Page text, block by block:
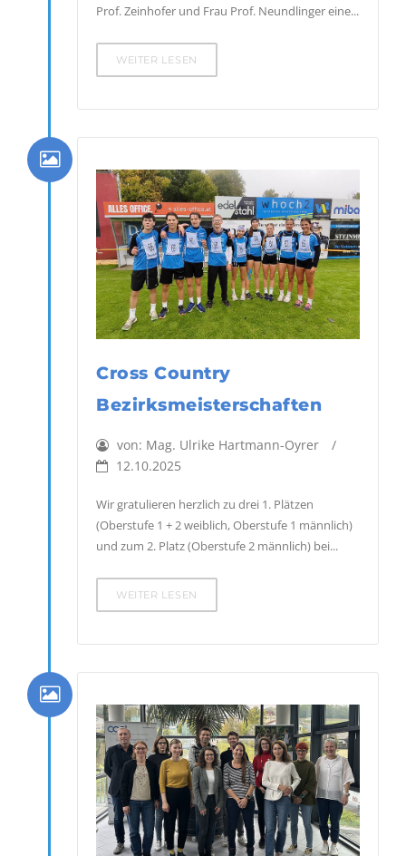
Prof. Zeinhofer und Frau Prof. Neundlinger eine...
WEITER LESEN
Cross Country
Bezirksmeisterschaften
von: Mag. Ulrike Hartmann-Oyrer
12.10.2025
Wir gratulieren herzlich zu drei 1. Plätzen
(Oberstufe 1 + 2 weiblich, Oberstufe 1 männlich)
und zum 2. Platz (Oberstufe 2 männlich) bei...
WEITER LESEN